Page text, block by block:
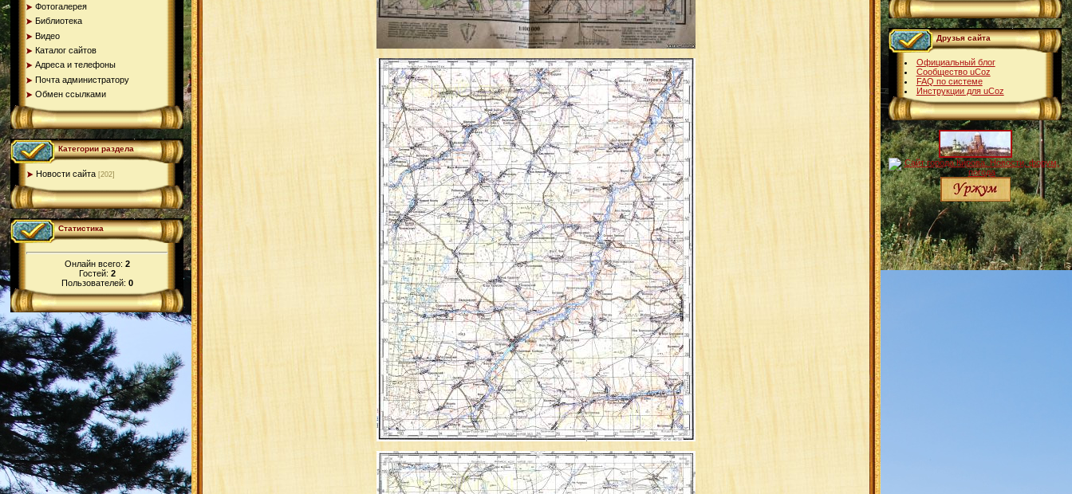
Фотогалерея
Библиотека
Видео
Каталог сайтов
Адреса и телефоны
Почта администратору
Обмен ссылками
Категории раздела
Новости сайта [202]
Статистика
Онлайн всего: 2
Гостей: 2
Пользователей: 0
Друзья сайта
Официальный блог
Сообщество uCoz
FAQ по системе
Инструкции для uCoz